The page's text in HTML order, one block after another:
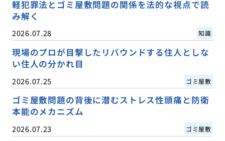
軽犯罪法とゴミ屋敷問題の関係を法的な視点で読
み解く
2026.07.28 知識
現場のプロが目撃したリバウンドする住人としな
い住人の分かれ目
2026.07.25 ゴミ屋敷
ゴミ屋敷問題の背後に潜むストレス性頭痛と防衛
本能のメカニズム
2026.07.23 ゴミ屋敷